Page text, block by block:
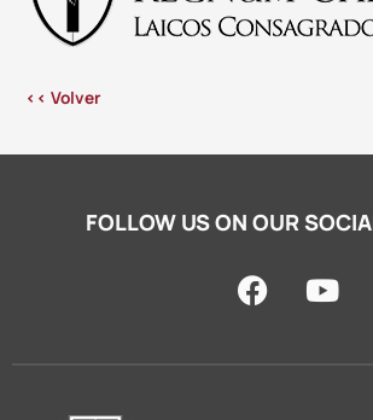
<< Volver
FOLLOW US ON OUR
F
a
Y
o